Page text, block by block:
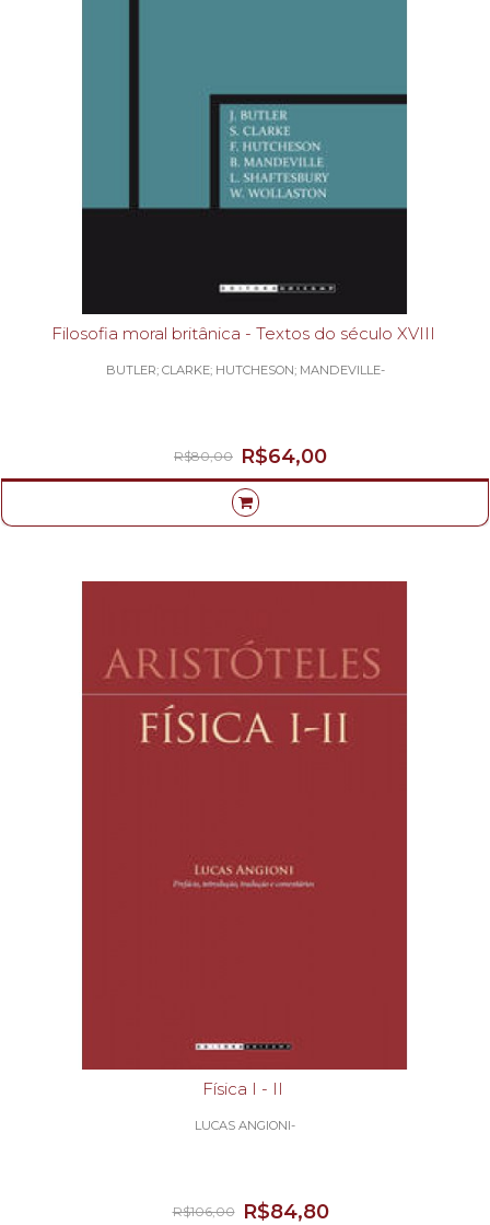
Filosofia moral britânica - Textos do século XVIII
BUTLER; CLARKE; HUTCHESON; MANDEVILLE-
R$64,00
R$80,00
Física I - II
LUCAS ANGIONI-
R$84,80
R$106,00